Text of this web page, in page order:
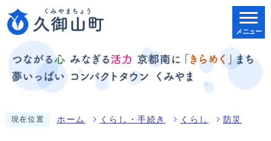
メニュー
現在位置 ホーム くらし・手続き くらし 防災